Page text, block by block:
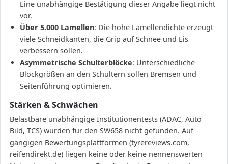
Eine unabhängige Bestätigung dieser Angabe liegt nicht
vor.
Über 5.000 Lamellen: Die hohe Lamellendichte erzeugt
viele Schneidkanten, die Grip auf Schnee und Eis
verbessern sollen.
Asymmetrische Schulterblöcke: Unterschiedliche
Blockgrößen an den Schultern sollen Bremsen und
Seitenführung optimieren.
Stärken & Schwächen
Belastbare unabhängige Institutionentests (ADAC, Auto
Bild, TCS) wurden für den SW658 nicht gefunden. Auf
gängigen Bewertungsplattformen (tyrereviews.com,
reifendirekt.de) liegen keine oder keine nennenswerten